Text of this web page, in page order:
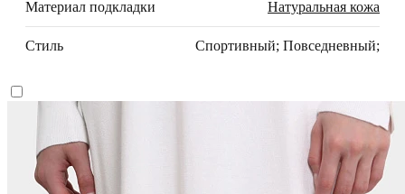
Материал подкладки Натуральная кожа
Стиль Спортивный; Повседневный;